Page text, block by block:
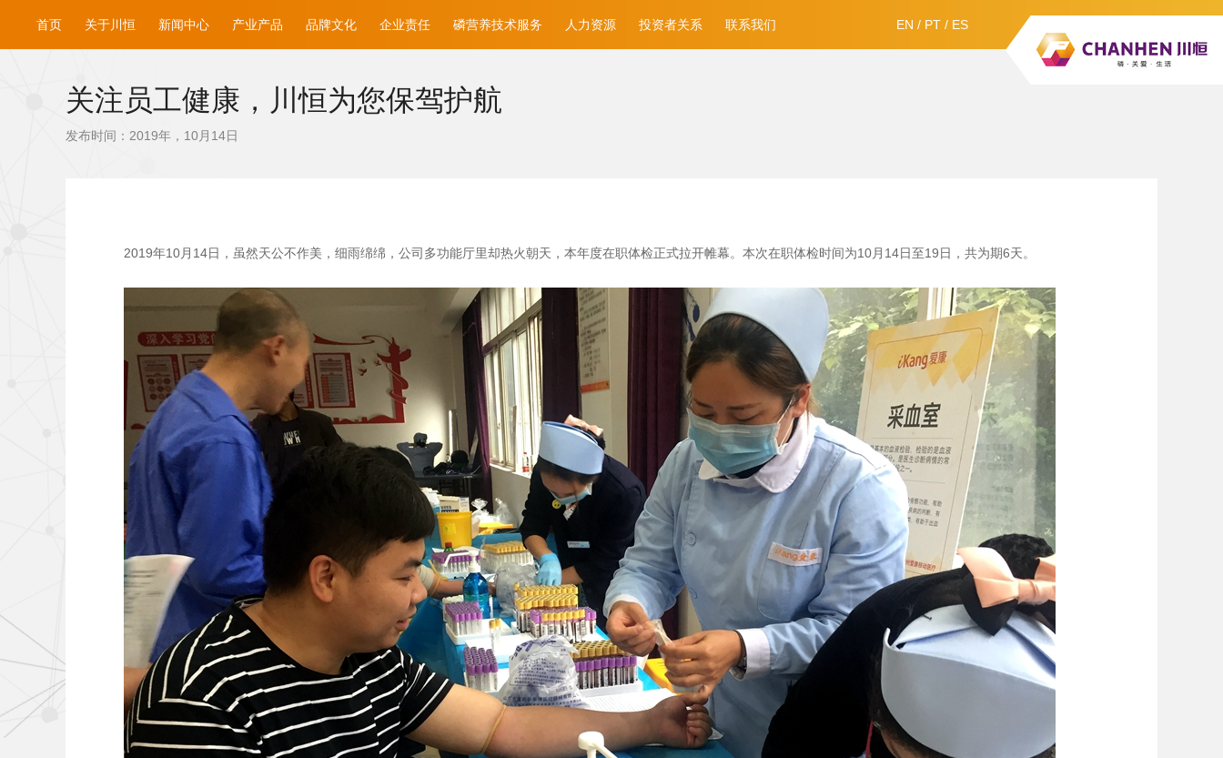
EN / PT / ES
首页 关于川恒 新闻中心 产业产品 品牌文化 企业责任 磷营养技术服务 人力资源 投资者关系 联系我们
关注员工健康，川恒为您保驾护航
发布时间：2019年，10月14日
2019年10月14日，虽然天公不作美，细雨绵绵，公司多功能厅里却热火朝天，本年度在职体检正式拉开帷幕。本次在职体检时间为10月14日至19日，共为期6天。